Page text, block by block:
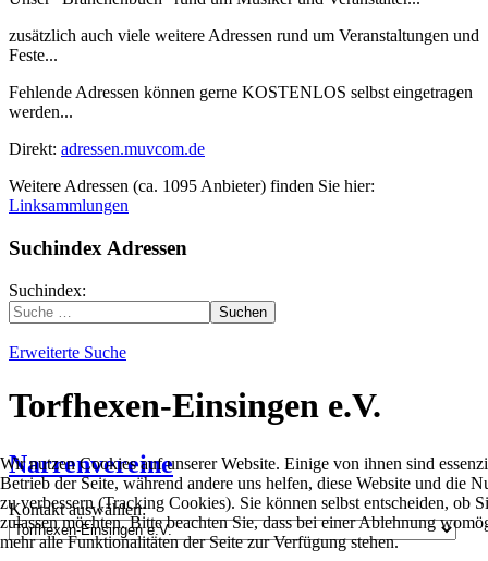
zusätzlich auch viele weitere Adressen rund um Veranstaltungen und
Feste...
Fehlende Adressen können gerne KOSTENLOS selbst eingetragen
werden...
Direkt: adressen.muvcom.de
Weitere Adressen (ca. 1095 Anbieter) finden Sie hier:
Linksammlungen
Suchindex Adressen
Suchindex:
Suchen
Erweiterte Suche
Torfhexen-Einsingen e.V.
Narrenvereine
Kontakt auswählen:
Wir nutzen Cookies auf unserer Website. Einige von ihnen sind
Betrieb der Seite, während andere uns helfen, diese Website und die
zu verbessern (Tracking Cookies). Sie können selbst entscheiden, ob
zulassen möchten. Bitte beachten Sie, dass bei einer Ablehnung
mehr alle Funktionalitäten der Seite zur Verfügung stehen.